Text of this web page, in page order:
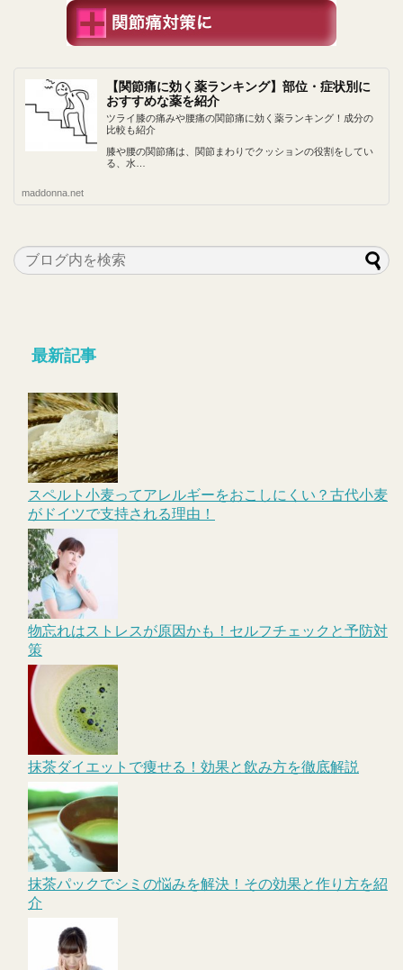
【関節痛に効く薬ランキング】部位・症状別に
おすすめな薬を紹介
ツライ膝の痛みや腰痛の関節痛に効く薬ランキング！成分の
比較も紹介
膝や腰の関節痛は、関節まわりでクッションの役割をしてい
る、水…
maddonna.net
最新記事
スペルト小麦ってアレルギーをおこしにくい？古代小麦
がドイツで支持される理由！
物忘れはストレスが原因かも！セルフチェックと予防対
策
抹茶ダイエットで痩せる！効果と飲み方を徹底解説
抹茶パックでシミの悩みを解決！その効果と作り方を紹
介